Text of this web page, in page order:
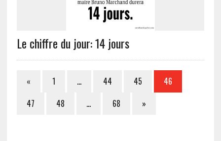
Le chiffre du jour: 14 jours
« 1 … 44 45
46
47
48 … 68 »